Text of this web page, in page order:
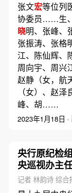
张文宏等位列
协委员……生
晓明、张峰、
张振涛、张格
江、陈仙辉、
周向宇、周兴
赵静（女，航
（女）、赵
峰、胡……
2023年1月18日 ·
央行原纪检
央巡视办主
记者 林韵诗 综合